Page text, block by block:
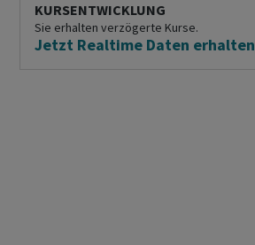
KURSENTWICKLUNG
Sie erhalten verzögerte Kurse.
Jetzt Realtime Daten erhalten